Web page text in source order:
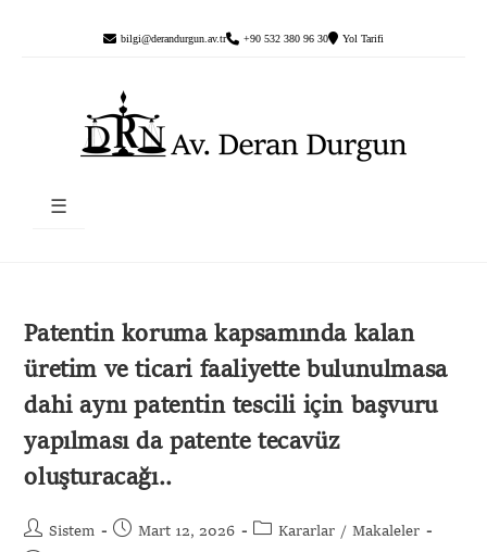
bilgi@derandurgun.av.tr +90 532 380 96 30 Yol Tarifi
☰
Patentin koruma kapsamında kalan
üretim ve ticari faaliyette bulunulmasa
dahi aynı patentin tescili için başvuru
yapılması da patente tecavüz
oluşturacağı..
Sistem Mart 12, 2026 Kararlar / Makaleler